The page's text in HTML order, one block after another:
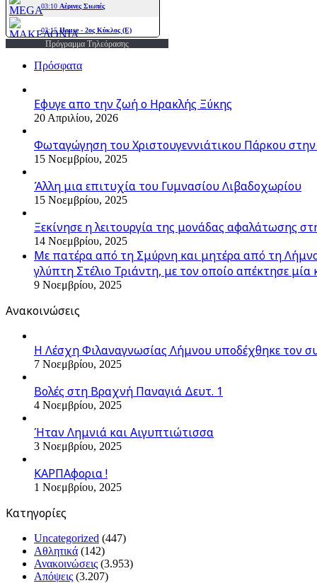
Πρόγραμμα Τηλεόρασης
Πρόσφατα
Εφυγε απο την ζωή o Ηρακλής Ξύκης
20 Απριλίου, 2026
Φωταγώγηση του Χριστουγεννιάτικου Πάρκου
15 Νοεμβρίου, 2025
Άλλη μια επιτυχία του Γυμνασίου Λιβαδοχωρίου
15 Νοεμβρίου, 2025
Ξεκίνησε η λειτουργία της μονάδας αφαλάτωσης
14 Νοεμβρίου, 2025
Με πατέρα από τη Σμύρνη και μητέρα από τη
γλύπτη Στέλιο Τριάντη, με τον οποίο απέκτησε
9 Νοεμβρίου, 2025
Ανακοινώσεις
Η Λέσχη Φιλαναγνωσίας Λήμνου υποδέχθηκε τον
7 Νοεμβρίου, 2025
Βολές στη Βραχνή Παναγιά Δευτ. 1
4 Νοεμβρίου, 2025
Ήταν Λημνιά και Αιγυπτιώτισσα
3 Νοεμβρίου, 2025
ΚΑΡΠΑφορια !
1 Νοεμβρίου, 2025
Kατηγορίες
Uncategorized (447)
Αθλητικά (142)
Ανακοινώσεις (3.953)
Απόψεις (3.207)